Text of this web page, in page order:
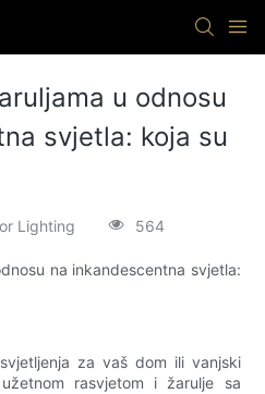
u odnosu
svjetla: koja su
Lighting 564
na inkandescentna svjetla:
za vaš dom ili vanjski
rasvjetom i žarulje sa